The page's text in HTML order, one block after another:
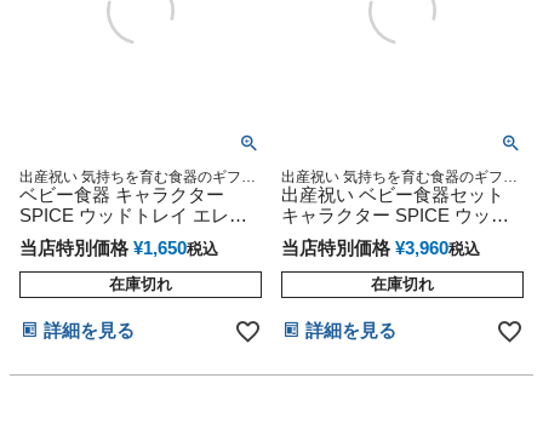
出産祝い 気持ちを育む食器のギフト
セット 出産祝いや、お食い初め、毎
日のお食事に！
ベビー食器 キャラクター
SPICE ウッドトレイ エレフ
ァント
当店特別価格 ¥1,650税込
在庫切れ
詳細を見る
出産祝い 気持ちを育む食器のギフト
セット 出産祝いや、お食い初め、毎
日のお食事に！
出産祝い ベビー食器セット
キャラクター SPICE ウッド
トレイセット ラビット
当店特別価格 ¥3,960税込
在庫切れ
詳細を見る